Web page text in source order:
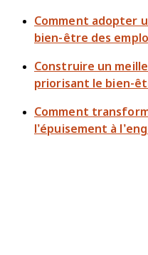
Comment adopter
bien-être des
Construire un
priorisant le bien-
Comment
l’épuisement à